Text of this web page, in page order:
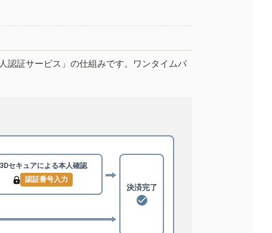
認証サービス」の仕組みです。ワンタイムパ
3Dセキュアによる本人確認
認証番号入力
決済完了